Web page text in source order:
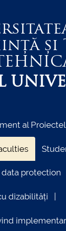
și
al
data protection
dizabilități